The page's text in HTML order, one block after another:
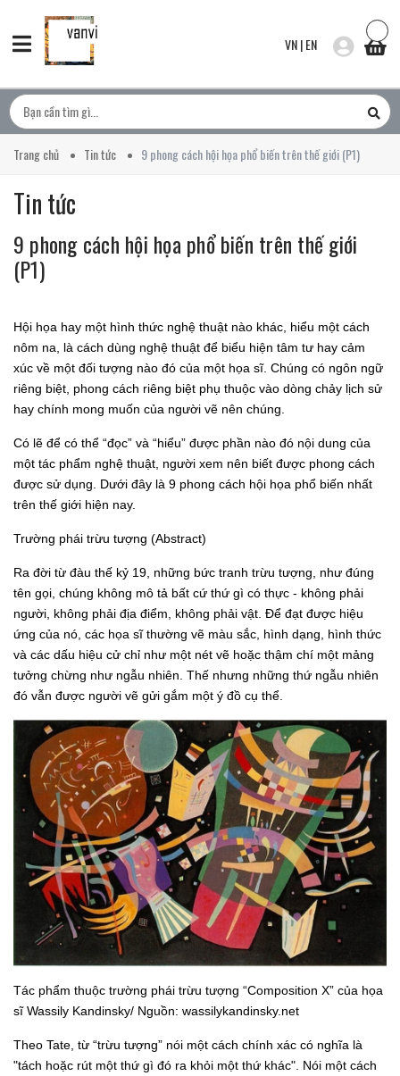
VN|EN
Trang chủ Tin tức 9 phong cách hội họa phổ biến trên thế giới (P1)
Tin tức
9 phong cách hội họa phổ biến trên thế giới
(P1)
Hội họa hay một hình thức nghệ thuật nào khác, hiểu một cách
nôm na, là cách dùng nghệ thuật để biểu hiện tâm tư hay cảm
xúc về một đối tượng nào đó của một họa sĩ. Chúng có ngôn ngữ
riêng biệt, phong cách riêng biệt phụ thuộc vào dòng chảy lịch sử
hay chính mong muốn của người vẽ nên chúng.
Có lẽ để có thể “đọc” và “hiểu” được phần nào đó nội dung của
một tác phẩm nghệ thuật, người xem nên biết được phong cách
được sử dụng. Dưới đây là 9 phong cách hội họa phổ biến nhất
trên thế giới hiện nay.
Trường phái trừu tượng (Abstract)
Ra đời từ đàu thế kỷ 19, những bức tranh trừu tượng, như đúng
tên gọi, chúng không mô tả bất cứ thứ gì có thực - không phải
người, không phải địa điểm, không phải vật. Để đạt được hiệu
ứng của nó, các họa sĩ thường vẽ màu sắc, hình dạng, hình thức
và các dấu hiệu cử chỉ như một nét vẽ hoặc thậm chí một mảng
tưởng chừng như ngẫu nhiên. Thế nhưng những thứ ngẫu nhiên
đó vẫn được người vẽ gửi gắm một ý đồ cụ thể.
Tác phẩm thuộc trường phái trừu tượng “Composition X” của họa
sĩ Wassily Kandinsky/ Nguồn: wassilykandinsky.net
Theo Tate, từ “trừu tượng” nói một cách chính xác có nghĩa là
"tách hoặc rút một thứ gì đó ra khỏi một thứ khác". Nói một cách